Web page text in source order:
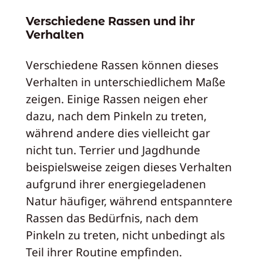
Verschiedene Rassen und ihr
Verhalten
Verschiedene Rassen können dieses
Verhalten in unterschiedlichem Maße
zeigen. Einige Rassen neigen eher
dazu, nach dem Pinkeln zu treten,
während andere dies vielleicht gar
nicht tun. Terrier und Jagdhunde
beispielsweise zeigen dieses Verhalten
aufgrund ihrer energiegeladenen
Natur häufiger, während entspanntere
Rassen das Bedürfnis, nach dem
Pinkeln zu treten, nicht unbedingt als
Teil ihrer Routine empfinden.